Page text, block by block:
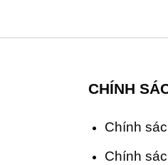
CHÍNH
Chính
Chính